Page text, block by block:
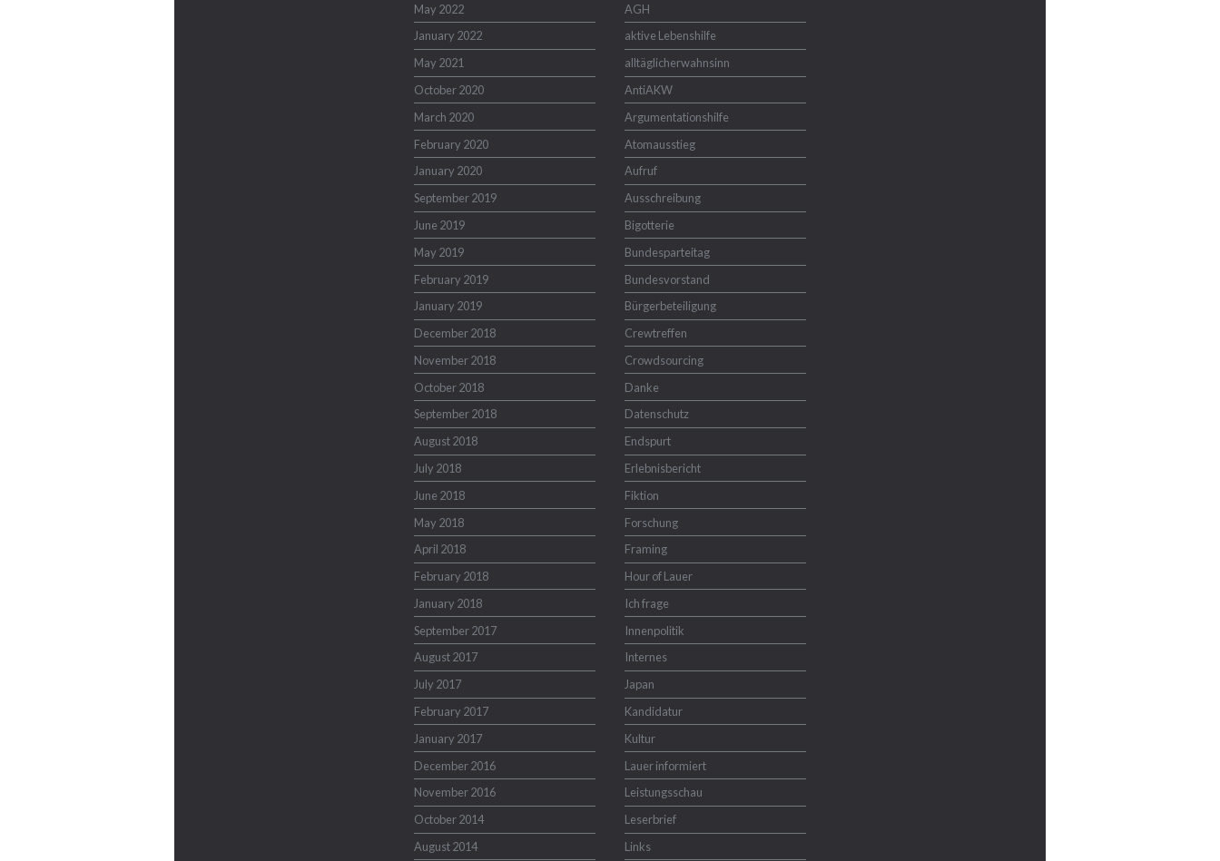
May 2022
January 2022
May 2021
October 2020
March 2020
February 2020
January 2020
September 2019
June 2019
May 2019
February 2019
January 2019
December 2018
November 2018
October 2018
September 2018
August 2018
July 2018
June 2018
May 2018
April 2018
February 2018
January 2018
September 2017
August 2017
July 2017
February 2017
January 2017
December 2016
November 2016
October 2014
August 2014
AGH
aktive Lebenshilfe
alltäglicherwahnsinn
AntiAKW
Argumentationshilfe
Atomausstieg
Aufruf
Ausschreibung
Bigotterie
Bundesparteitag
Bundesvorstand
Bürgerbeteiligung
Crewtreffen
Crowdsourcing
Danke
Datenschutz
Endspurt
Erlebnisbericht
Fiktion
Forschung
Framing
Hour of Lauer
Ich frage
Innenpolitik
Internes
Japan
Kandidatur
Kultur
Lauer informiert
Leistungsschau
Leserbrief
Links